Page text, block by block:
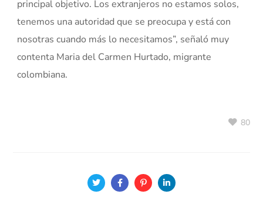
principal objetivo. Los extranjeros no estamos solos,
tenemos una autoridad que se preocupa y está con
nosotras cuando más lo necesitamos”, señaló muy
contenta Maria del Carmen Hurtado, migrante
colombiana.
80